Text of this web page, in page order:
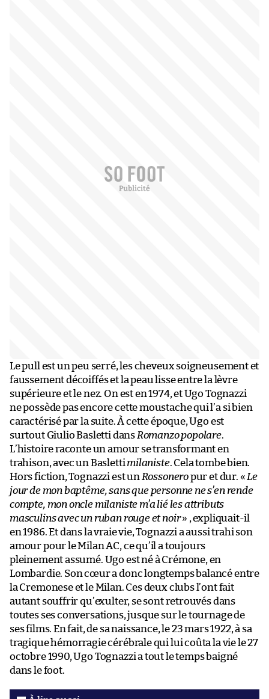
Le pull est un peu serré, les cheveux soigneusement et
faussement décoiffés et la peau lisse entre la lèvre
supérieure et le nez. On est en 1974, et Ugo Tognazzi
ne possède pas encore cette moustache qui l’a si bien
caractérisé par la suite. À cette époque, Ugo est
surtout Giulio Basletti dans Romanzo popolare.
L’histoire raconte un amour se transformant en
trahison, avec un Basletti milaniste. Cela tombe bien.
Hors fiction, Tognazzi est un Rossoneropur et dur. « Le
jour de mon baptême, sans que personne ne s’en rende
compte, mon oncle milaniste m’a lié les attributs
masculins avec un ruban rouge et noir» , expliquait-il
en 1986. Et dans la vraie vie, Tognazzi a aussi trahi son
amour pour le Milan AC, ce qu’il a toujours
pleinement assumé. Ugo est né à Crémone, en
Lombardie. Son cœur a donc longtemps balancé entre
la Cremonese et le Milan. Ces deux clubs l’ont fait
autant souffrir qu’exulter, se sont retrouvés dans
toutes ses conversations, jusque sur le tournage de
ses films. En fait, de sa naissance, le 23 mars 1922, à sa
tragique hémorragie cérébrale qui lui coûta la vie le 27
octobre 1990, Ugo Tognazzi a tout le temps baigné
dans le foot.